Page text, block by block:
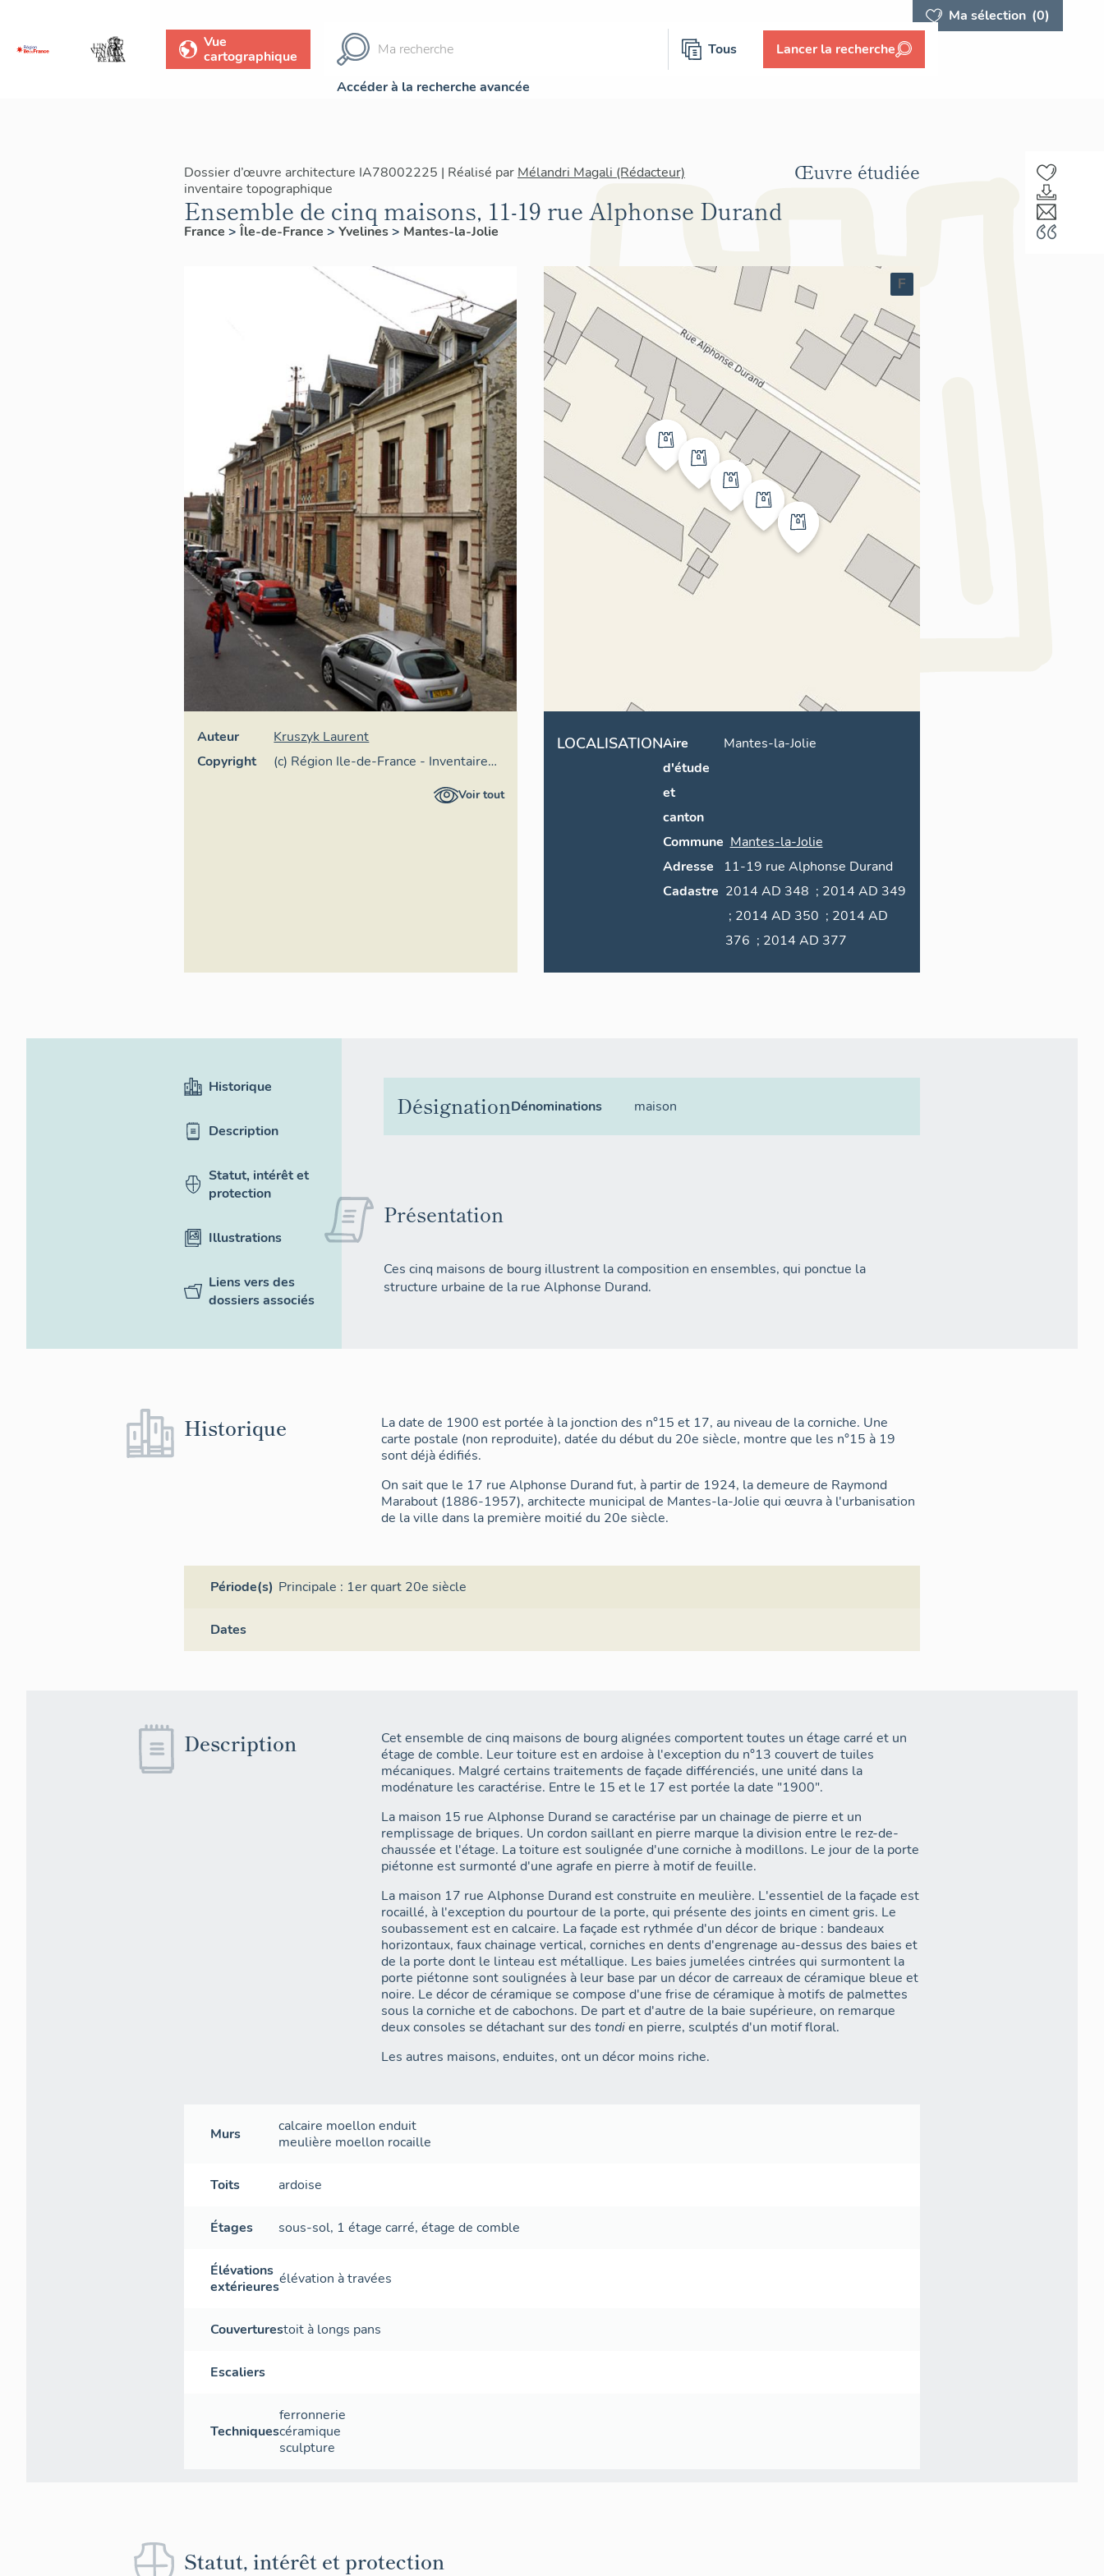
Ma sélection (0)
Vue
cartographique
Tous Lancer la recherche
Accéder à la recherche avancée
Dossier d’œuvre architecture IA78002225 | Réalisé par Mélandri Magali (Rédacteur)
inventaire topographique
Ensemble de cinq maisons, 11-19 rue Alphonse Durand
France > Île-de-France > Yvelines> Mantes-la-Jolie
Œuvre étudiée
Auteur
Kruszyk Laurent
Copyright
(c) Région Ile-de-France - Inventaire
général du patrimoine culturel Voir tout
F
LOCALISATIONAire
d'étude
et
canton
Mantes-la-Jolie
Commune Mantes-la-Jolie
Adresse
11-19 rue Alphonse Durand
Cadastre 2014 AD 348 ; 2014 AD 349
; 2014 AD 350 ; 2014 AD
376 ; 2014 AD 377
Historique
Description
Statut, intérêt et
protection
Illustrations
Liens vers des
dossiers associés
DésignationDénominations maison
Présentation
Ces cinq maisons de bourg illustrent la composition en ensembles, qui ponctue la
structure urbaine de la rue Alphonse Durand.
Historique
La date de 1900 est portée à la jonction des n°15 et 17, au niveau de la corniche. Une
carte postale (non reproduite), datée du début du 20e siècle, montre que les n°15 à 19
sont déjà édifiés.
On sait que le 17 rue Alphonse Durand fut, à partir de 1924, la demeure de Raymond
Marabout (1886-1957), architecte municipal de Mantes-la-Jolie qui œuvra à l'urbanisation
de la ville dans la première moitié du 20e siècle.
Période(s) Principale : 1er quart 20e siècle
Dates
Description
Cet ensemble de cinq maisons de bourg alignées comportent toutes un étage carré et un
étage de comble. Leur toiture est en ardoise à l'exception du n°13 couvert de tuiles
mécaniques. Malgré certains traitements de façade différenciés, une unité dans la
modénature les caractérise. Entre le 15 et le 17 est portée la date "1900".
La maison 15 rue Alphonse Durand se caractérise par un chainage de pierre et un
remplissage de briques. Un cordon saillant en pierre marque la division entre le rez-de-
chaussée et l'étage. La toiture est soulignée d'une corniche à modillons. Le jour de la porte
piétonne est surmonté d'une agrafe en pierre à motif de feuille.
La maison 17 rue Alphonse Durand est construite en meulière. L'essentiel de la façade est
rocaillé, à l'exception du pourtour de la porte, qui présente des joints en ciment gris. Le
soubassement est en calcaire. La façade est rythmée d'un décor de brique : bandeaux
horizontaux, faux chainage vertical, corniches en dents d'engrenage au-dessus des baies et
de la porte dont le linteau est métallique. Les baies jumelées cintrées qui surmontent la
porte piétonne sont soulignées à leur base par un décor de carreaux de céramique bleue et
noire. Le décor de céramique se compose d'une frise de céramique à motifs de palmettes
sous la corniche et de cabochons. De part et d'autre de la baie supérieure, on remarque
deux consoles se détachant sur des tondien pierre, sculptés d'un motif floral.
Les autres maisons, enduites, ont un décor moins riche.
Murs calcaire moellon enduit
meulière moellon rocaille
Toits ardoise
Étages sous-sol, 1 étage carré,étage de comble
Élévations
extérieuresélévation à travées
Couverturestoit à longs pans
Escaliers
Techniques
ferronnerie
céramique
sculpture
Statut, intérêt et protection